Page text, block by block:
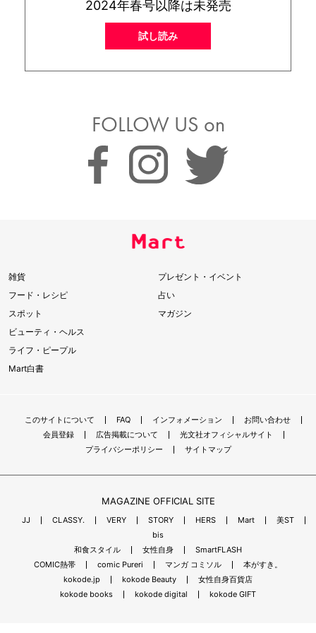
2024年春号以降は未発売
試し読み
FOLLOW US on
雑貨
フード・レシピ
スポット
ビューティ・ヘルス
ライフ・ピープル
Mart白書
プレゼント・イベント
占い
マガジン
このサイトについて FAQ インフォメーション
お問い合わせ
会員登録
広告掲載について
光文社オフィシャルサイト
プライバシーポリシー
サイトマップ
MAGAZINE OFFICIAL SITE
JJ CLASSY. VERY STORY HERS Mart
美ST
bis
和食スタイル
女性自身
SmartFLASH
COMIC熱帯
comic Pureri マンガ コミソル
本がすき。
kokode.jp
kokode Beauty
女性自身百貨店
kokode books
kokode digital kokode GIFT